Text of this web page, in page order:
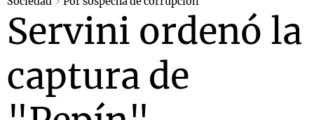
Servini ordenó la
captura de